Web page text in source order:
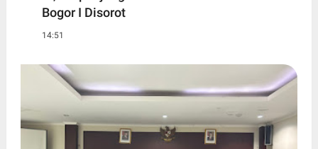
Bogor I Disorot
14:51